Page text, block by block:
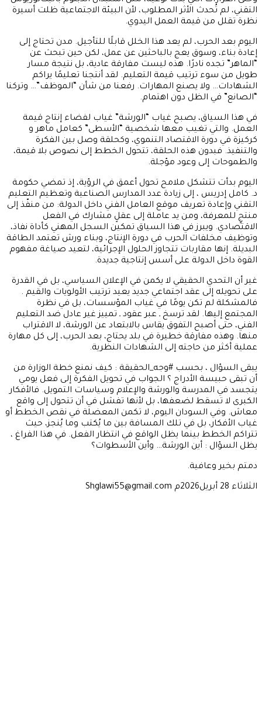
التقني، لم تُحدث الأثر المطلوب، لأن البيئة الاجتماعية ظلت أسيرة
نظرة تقلل من قيمة العمل اليدوي.
اليوم بعد الحرب، لم يعد هذا الخلل قابلًا للتأجيل. مدن تحتاج إلى
إعادة بناء، وسوق يعج بالباحثين عن عمل، لكن حين تبحث عن
“الماهر” تجده نادرًا. هذه ليست مفارقة عادية، بل نتيجة مسار
طويل من سوء ترتيب قيمة التعليم. لقد أنتجنا تعليمًا يراكم
الشهادات… ولا يصنع المهارات. رفعنا من شأن “الموظف”… وتركنا
“الصانع” في الظل دون اهتمام.
في هذا السياق، يصبح غياب “الورشة” غياب لفضاء إنتاج قيمة
العمل. والتي تغيب معها شخصية “الأسطى” كعامل ماهر و
كركيزة في دورة الاقتصاد التنموي، وكحلقة وصل بين الفكرة
والتنفيذ. فبدون هذه الحلقة، تتحول الخطط إلى نصوص بلا قيمة،
والطموحات إلى وعود مؤجلة.
اليوم بدأت تتشكل ملامح تحول أعمق في الرؤية، إذ تمضي حكومة
د. كامل إدريس ، إلى زيادة عدد المدارس الصناعية وتعظيم التعليم
التقني وإعادة تعريف موقع العامل الفني داخل الدولة: من منفّذ إلى
منتجٍ للمعرفة، ومن يد عاملة إلى عقلٍ مشارك في الفعل
الاقتصادي. ويبرز في هذا السياق تمكين السجل المهني كأداة نفاذ،
وتوظيف مخلفات الحرب في دورة الإنتاج، وبناء ورش تعتمد الطاقة
البديلة. إنها مقاربات تتجاوز الحلول الإجرائية، لتعيد صياغة مفهوم
القوة داخل الدولة على أسس إنتاجية جديدة.
غير أن التحدي الحقيقي لا يكمن في الإعلان السياسي، بل في القدرة
على تحويله إلى عقد اجتماعي جديد يعيد ترتيب الأولويات والقيم .
فالمشكلة لم تكن يومًا في غياب المؤسسات، بل في نظرة
المجتمع إليها. لقد ترسخ ـ عبر عقود ـ تمييز غير عادل ضد التعليم
الفني، حتى أصبح التفوق يقاس بالابتعاد عن الورشة، لا الاقتراب
منها. وهذه مفارقة خطيرة في بلد يحتاج، بعد الحرب، إلى كل مهارة
عملية أكثر من حاجته إلى الشهادات النظرية.
يبقى السؤال ، بحسب #وجه_الحقيقة : كيف نمنع خطة الوزارة من
أن تبقى حبيسة الأدراج ؟ الجواب في تحويل الفكرة إلى فعل يومي
يتجسد في المدرسة والورشة والإعلام وسياسات التمويل. فالأفكار
الكبرى لا تسقط لضعفها، بل لأنها تفشل في أن تتحول إلى واقع
معاش. وفي السودان اليوم، لا تكمن المعضلة في نقص الخطط أو
غياب الأفكار، بل في تلك المسافة بين ما يُكتب وما يُنجز، حيث
تتراكم الخطط بينما يظل الواقع في انتظار الفعل. في هذا الفراغ ،
يظل السؤال : أين الورشة… وأين الأسطوات؟
دمتم بخير وعافية.
الثلاثاء 28 أبريل2026م Shglawi55@gmail.com